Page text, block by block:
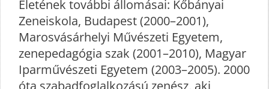
Életének további állomásai: Kőbányai
Zeneiskola, Budapest (2000–2001),
Marosvásárhelyi Művészeti Egyetem,
zenepedagógia szak (2001–2010), Magyar
Iparművészeti Egyetem (2003–2005). 2000
óta szabadfoglalkozású zenész, aki